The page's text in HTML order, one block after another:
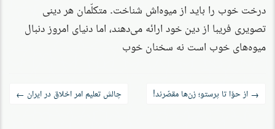
درخت خوب را باید از میوه‌اش شناخت. متکلّمان هر دینی
تصویری فریبا از دین خود ارائه می‌دهند، اما دنیای امروز دنبال
میوه‌های خوب است نه سخنان خوب
راه‌بری
→ از حوّا تا پرستو؛ زن‌ها مقصّرند! چالش تعلیم امر اخلاق در ایران ←